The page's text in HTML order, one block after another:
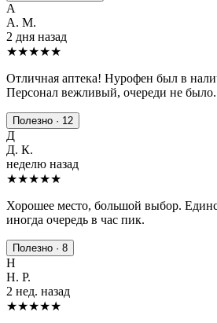
А
А. М.
2 дня назад
★★★★★
Отличная аптека! Нурофен был в
Персонал вежливый, очереди не было.
Полезно · 12
Д
Д. К.
неделю назад
★★★★★
Хорошее место, большой выбор.
иногда очередь в час пик.
Полезно · 8
Н
Н. Р.
2 нед. назад
★★★★★